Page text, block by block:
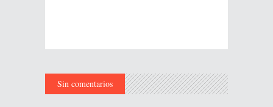
Sin comentarios